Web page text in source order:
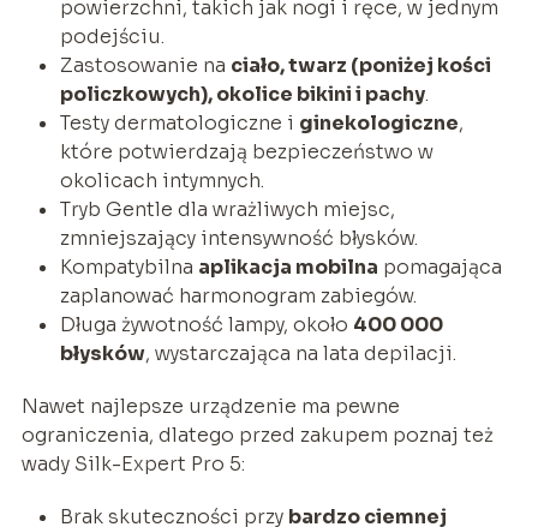
powierzchni, takich jak nogi i ręce, w jednym
podejściu.
Zastosowanie na ciało, twarz (poniżej kości
policzkowych), okolice bikini i pachy.
Testy dermatologiczne i ginekologiczne,
które potwierdzają bezpieczeństwo w
okolicach intymnych.
Tryb Gentle dla wrażliwych miejsc,
zmniejszający intensywność błysków.
Kompatybilna aplikacja mobilna pomagająca
zaplanować harmonogram zabiegów.
Długa żywotność lampy, około 400 000
błysków, wystarczająca na lata depilacji.
Nawet najlepsze urządzenie ma pewne
ograniczenia, dlatego przed zakupem poznaj też
wady Silk-Expert Pro 5:
Brak skuteczności przy bardzo ciemnej